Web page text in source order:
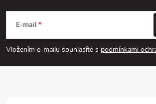
p
a
E-mail
Vložením e-mailu souhlasíte s podmínkami